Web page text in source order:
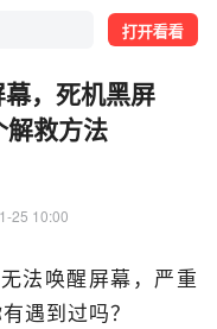
打开看看
，死机黑屏
解救方法
25 10:00
法唤醒屏幕，严重
遇到过吗？